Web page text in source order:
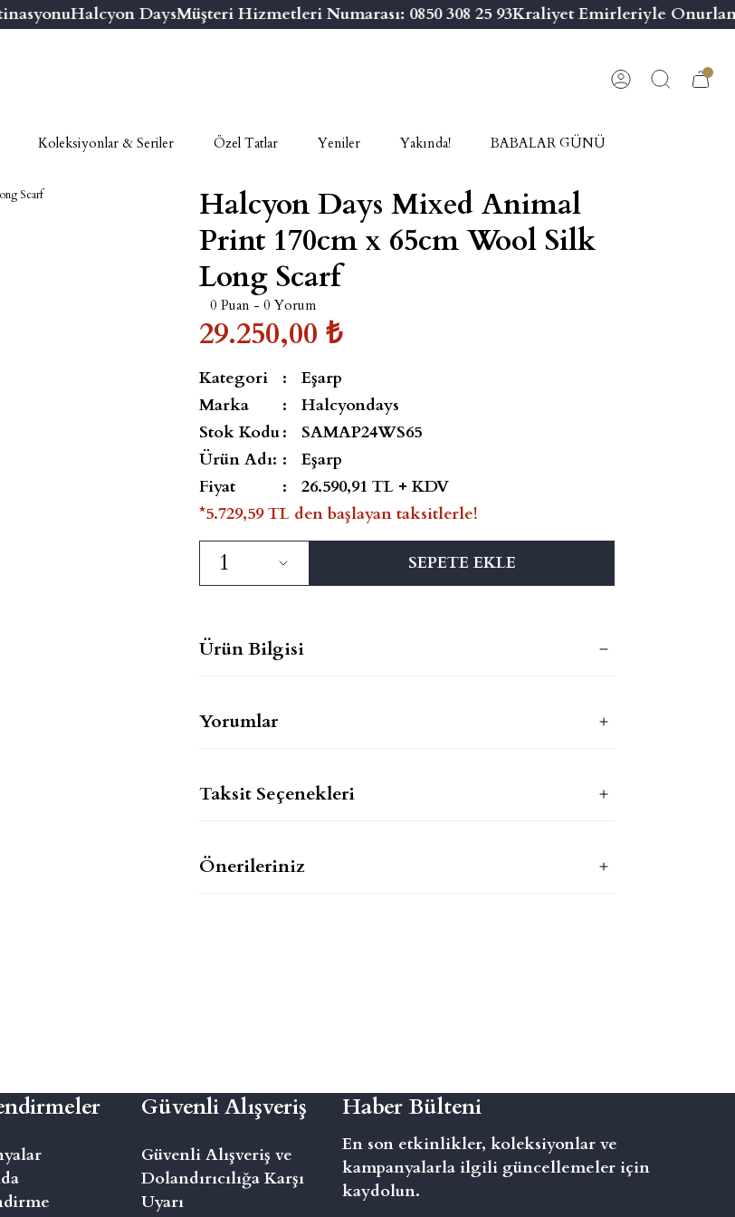
Halcyon DaysMüşteri Hizmetleri Numarası: 0850 308 25 93 Kraliyet Emirleriyle
Koleksiyonlar & Seriler Özel Tatlar Yeniler Yakında! BABALAR GÜNÜ
Halcyon Days Mixed Animal
Print 170cm x 65cm Wool Silk
Long Scarf
0 Puan - 0 Yorum
29.250,00 ₺
Kategori
Eşarp
Marka
Halcyondays
Stok Kodu
SAMAP24WS65
Ürün Adı:
Eşarp
Fiyat
26.590,91 TL + KDV
*5.729,59 TL den başlayan taksitlerle!
SEPETE EKLE
Ürün Bilgisi
Yorumlar
Taksit Seçenekleri
Önerileriniz
Güvenli Alışveriş
Güvenli Alışveriş ve
Dolandırıcılığa Karşı
Uyarı
Haber Bülteni
En son etkinlikler, koleksiyonlar ve
kampanyalarla ilgili güncellemeler için
kaydolun.